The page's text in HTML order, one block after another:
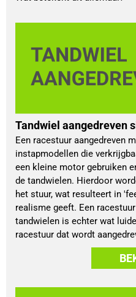
Tandwiel aangedreven
Een racestuur aangedreven
instapmodellen die
een kleine motor gebruiken
de tandwielen. Hierdoor
het stuur, wat resulteert in
realisme geeft. Een
tandwielen is echter wat
racestuur dat wordt